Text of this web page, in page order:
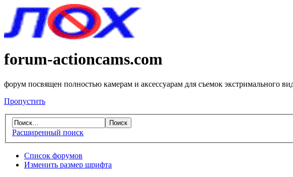
forum-actioncams.com
форум посвящен полностью камерам и аксессуарам для съемок экстримального
Пропустить
Расширенный поиск
Список форумов
Изменить размер шрифта